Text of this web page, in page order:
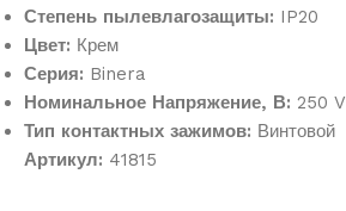
Степень пылевлагозащиты: IP20
Цвет: Крем
Серия: Binera
Номинальное Напряжение, В: 250 V
Тип контактных зажимов: Винтовой
Артикул: 41815